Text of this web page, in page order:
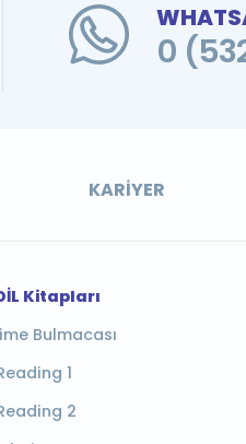
0
KARIYER
Kitapları
Bulmacası
1
2